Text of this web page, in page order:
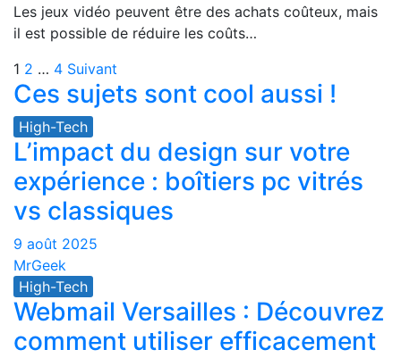
Les jeux vidéo peuvent être des achats coûteux, mais
il est possible de réduire les coûts…
Navigation
des
articles
1 2 … 4 Suivant
Ces sujets sont cool aussi !
High-Tech
L’impact du design sur votre
expérience : boîtiers pc vitrés
vs classiques
9 août 2025
MrGeek
High-Tech
Webmail Versailles : Découvrez
comment utiliser efficacement